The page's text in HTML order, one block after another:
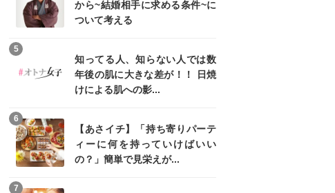
から~結婚相手に求める条件~に
ついて考える
知ってる人、知らない人では数
年後の肌に大きな差が！！ 日焼
けによる肌への影...
5
【あさイチ】「持ち寄りパーテ
ィーに何を持っていけばいい
の？」簡単で見栄えが...
6
7